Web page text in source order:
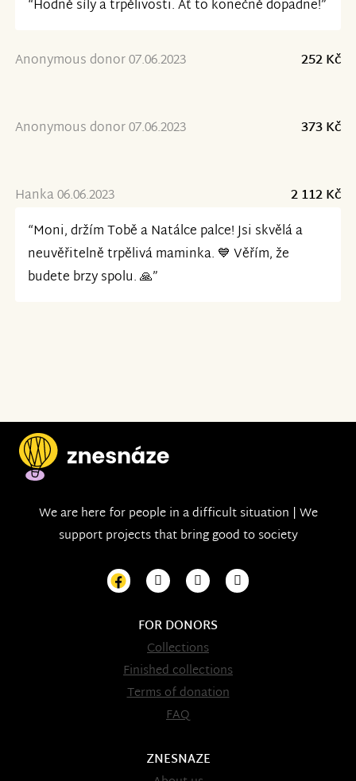
“Hodně síly a trpělivosti. Ať to konečně dopadne!”
Anonymous donor 07.06.2023 252 Kč
Anonymous donor 07.06.2023 373 Kč
Hanka 06.06.2023
2 112 Kč
“Moni, držím Tobě a Natálce palce! Jsi skvělá a
neuvěřitelně trpělivá maminka. 💙 Věřím, že
budete brzy spolu. 🙏”
We are here for people in a difficult situation | We
support projects that bring good to society
FOR DONORS
Collections
Finished collections
Terms of donation
FAQ
ZNESNAZE